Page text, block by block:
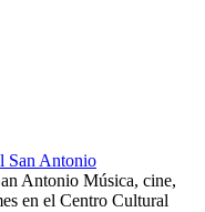
Antonio Música, cine,
en el Centro Cultural